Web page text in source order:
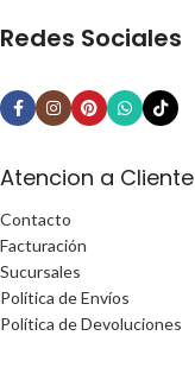
Redes Sociales
Atencion a Cliente
Contacto
Facturación
Sucursales
Política de Envíos
Política de Devoluciones